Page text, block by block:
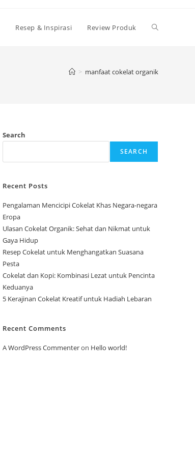
Resep & Inspirasi Review Produk Toggle
> manfaat cokelat organik
Search
SEARCH
Recent Posts
Pengalaman Mencicipi Cokelat Khas Negara-negara
Eropa
Ulasan Cokelat Organik: Sehat dan Nikmat untuk
Gaya Hidup
Resep Cokelat untuk Menghangatkan Suasana
Pesta
Cokelat dan Kopi: Kombinasi Lezat untuk Pencinta
Keduanya
5 Kerajinan Cokelat Kreatif untuk Hadiah Lebaran
Recent Comments
A WordPress Commenteron Hello world!